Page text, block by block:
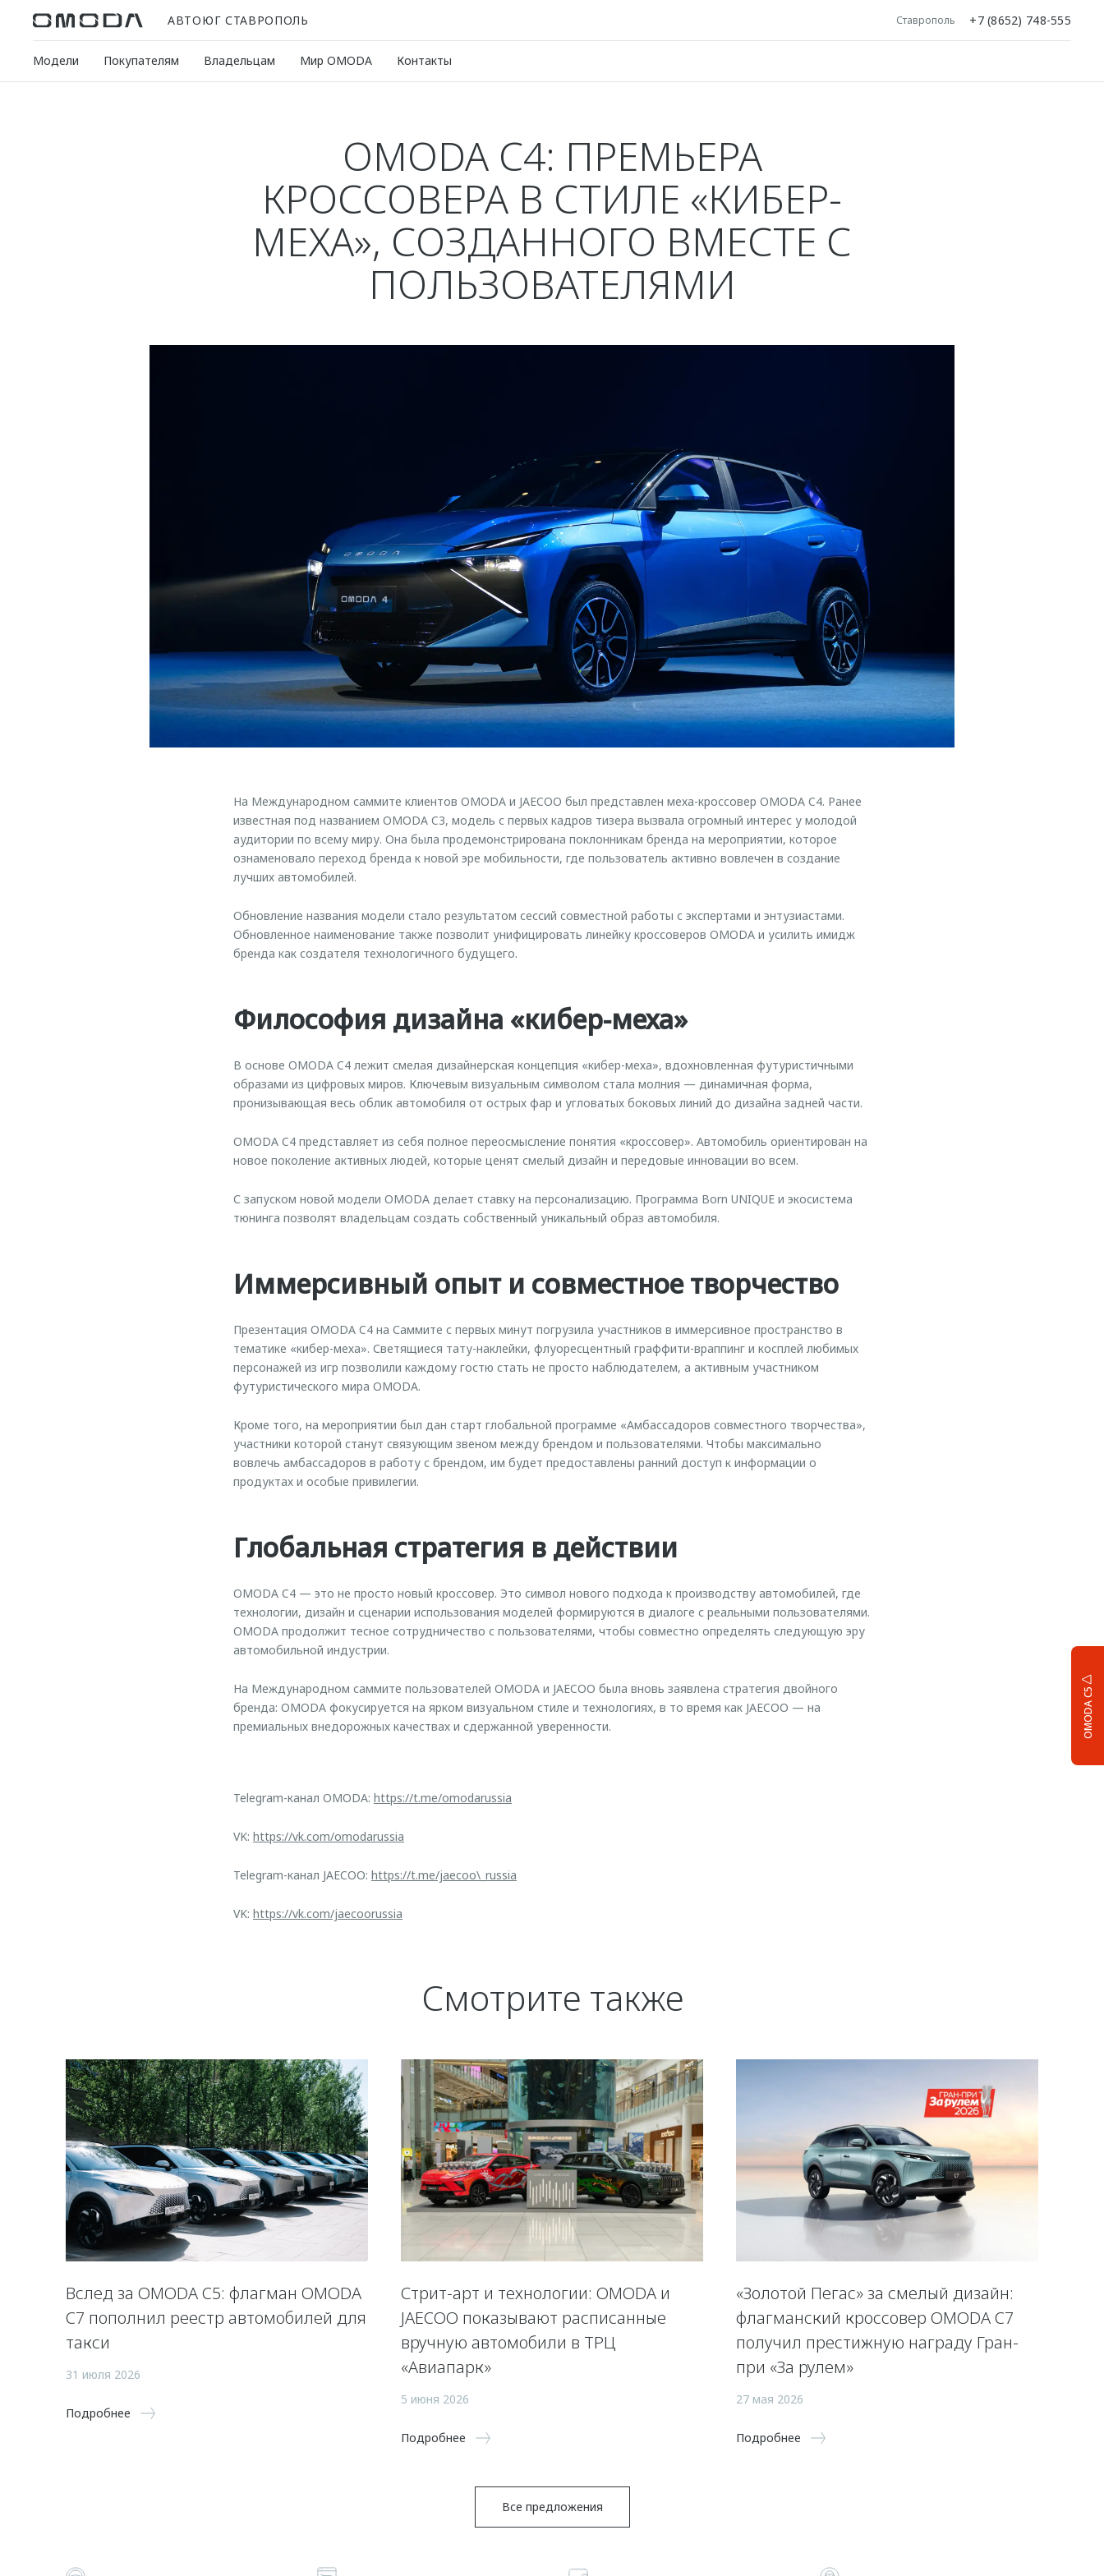
АВТОЮГ СТАВРОПОЛЬ Ставрополь +7 (8652) 748-555
Модели Покупателям Владельцам Мир OMODA Контакты
OMODA C5
OMODA C4: ПРЕМЬЕРА
КРОССОВЕРА В СТИЛЕ «КИБЕР-
МЕХА», СОЗДАННОГО ВМЕСТЕ С
ПОЛЬЗОВАТЕЛЯМИ
На Международном саммите клиентов OMODA и JAECOO был представлен меха-кроссовер OMODA C4. Ранее
известная под названием OMODA C3, модель с первых кадров тизера вызвала огромный интерес у молодой
аудитории по всему миру. Она была продемонстрирована поклонникам бренда на мероприятии, которое
ознаменовало переход бренда к новой эре мобильности, где пользователь активно вовлечен в создание
лучших автомобилей.
Обновление названия модели стало результатом сессий совместной работы с экспертами и энтузиастами.
Обновленное наименование также позволит унифицировать линейку кроссоверов OMODA и усилить имидж
бренда как создателя технологичного будущего.
Философия дизайна «кибер-меха»
В основе OMODA C4 лежит смелая дизайнерская концепция «кибер-меха», вдохновленная футуристичными
образами из цифровых миров. Ключевым визуальным символом стала молния — динамичная форма,
пронизывающая весь облик автомобиля от острых фар и угловатых боковых линий до дизайна задней части.
OMODA C4 представляет из себя полное переосмысление понятия «кроссовер». Автомобиль ориентирован на
новое поколение активных людей, которые ценят смелый дизайн и передовые инновации во всем.
С запуском новой модели OMODA делает ставку на персонализацию. Программа Born UNIQUE и экосистема
тюнинга позволят владельцам создать собственный уникальный образ автомобиля.
Иммерсивный опыт и совместное творчество
Презентация OMODA C4 на Саммите с первых минут погрузила участников в иммерсивное пространство в
тематике «кибер-меха». Светящиеся тату-наклейки, флуоресцентный граффити-враппинг и косплей любимых
персонажей из игр позволили каждому гостю стать не просто наблюдателем, а активным участником
футуристического мира OMODA.
Кроме того, на мероприятии был дан старт глобальной программе «Амбассадоров совместного творчества»,
участники которой станут связующим звеном между брендом и пользователями. Чтобы максимально
вовлечь амбассадоров в работу с брендом, им будет предоставлены ранний доступ к информации о
продуктах и особые привилегии.
Глобальная стратегия в действии
OMODA C4 — это не просто новый кроссовер. Это символ нового подхода к производству автомобилей, где
технологии, дизайн и сценарии использования моделей формируются в диалоге с реальными пользователями.
OMODA продолжит тесное сотрудничество с пользователями, чтобы совместно определять следующую эру
автомобильной индустрии.
На Международном саммите пользователей OMODA и JAECOO была вновь заявлена стратегия двойного
бренда: OMODA фокусируется на ярком визуальном стиле и технологиях, в то время как JAECOO — на
премиальных внедорожных качествах и сдержанной уверенности.
Telegram-канал OMODA: https://t.me/omodarussia
VK: https://vk.com/omodarussia
Telegram-канал JAECOO: https://t.me/jaecoo\_russia
VK: https://vk.com/jaecoorussia
Смотрите также
Вслед за OMODA C5: флагман OMODA
C7 пополнил реестр автомобилей для
такси
31 июля 2026
Подробнее
Стрит-арт и технологии: OMODA и
JAECOO показывают расписанные
вручную автомобили в ТРЦ
«Авиапарк»
5 июня 2026
Подробнее
«Золотой Пегас» за смелый дизайн:
флагманский кроссовер OMODA C7
получил престижную награду Гран-
при «За рулем»
27 мая 2026
Подробнее
Все предложения